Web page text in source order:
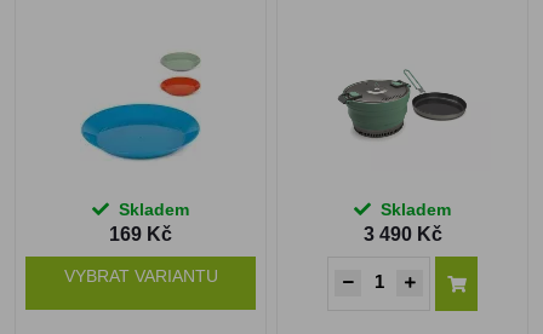
Skladem
169 Kč
VYBRAT VARIANTU
Skladem
3 490 Kč